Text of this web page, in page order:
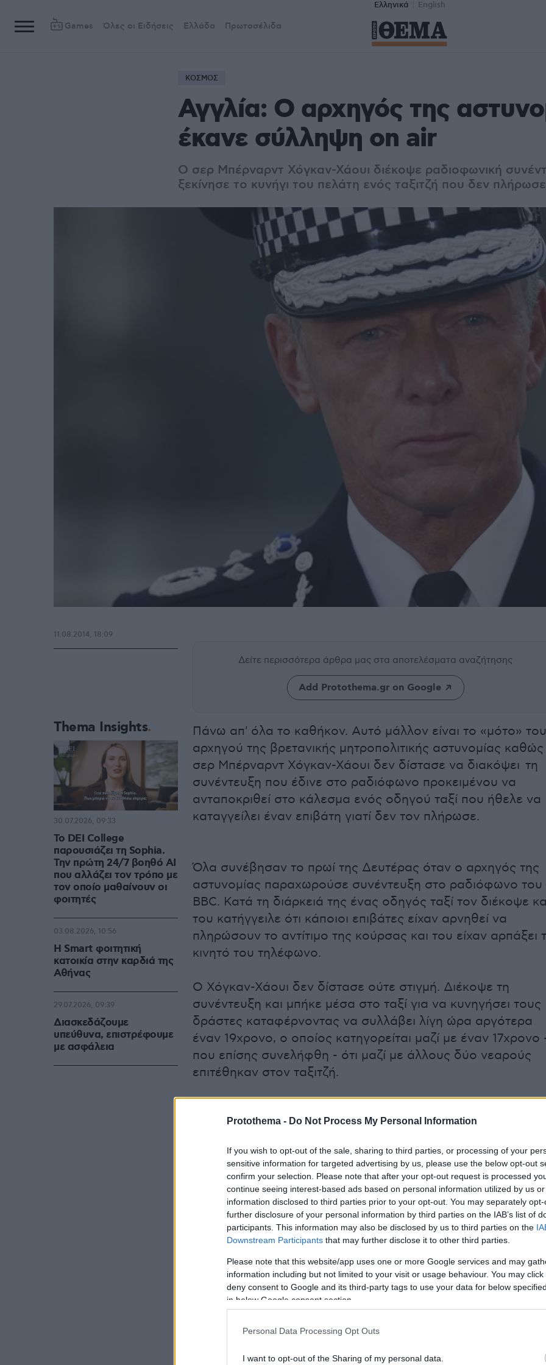
Protothema - Do Not Process My Personal Information
If you wish to opt-out of the sale, sharing to third parties, or processing of your
sensitive information for targeted advertising by us, please use the below opt-out
confirm your selection. Please note that after your opt-out request is processed
continue seeing interest-based ads based on personal information utilized by us
information disclosed to third parties prior to your opt-out. You may separately
further disclosure of your personal information by third parties on the IAB’s list of
participants. This information may also be disclosed by us to third parties on the
Downstream Participants that may further disclose it to other third parties.
Please note that this website/app uses one or more Google services and may
information including but not limited to your visit or usage behaviour. You may
deny consent to Google and its third-party tags to use your data for below
in below Google consent section.
Personal Data Processing Opt Outs
I want to opt-out of the Sharing of my personal data.
Ελληνικά English
Games Όλες οι Ειδήσεις Ελλάδα Πρωτοσέλιδα
ΚΟΣΜΟΣ
Αγγλία: Ο αρχηγός της
έκανε σύλληψη on air
O σερ Μπέρναρντ Χόγκαν-Χάουι διέκοψε ραδιοφωνική
ξεκίνησε το κυνήγι του πελάτη ενός ταξιτζή που δεν
Δείτε περισσότερα άρθρα μας στα αποτελέσματα αναζήτησης
Add Protothema.gr on Google
Πάνω απ' όλα το καθήκον. Αυτό μάλλον είναι το «μότο» του
αρχηγού της βρετανικής μητροπολιτικής αστυνομίας
σερ Μπέρναρντ Χόγκαν-Χάουι δεν δίστασε να διακόψει τη
συνέντευξη που έδινε στο ραδιόφωνο προκειμένου να
ανταποκριθεί στο κάλεσμα ενός οδηγού ταξί που ήθελε να
καταγγείλει έναν επιβάτη γιατί δεν τον πλήρωσε.
Όλα συνέβησαν το πρωί της Δευτέρας όταν ο αρχηγός της
αστυνομίας παραχωρούσε συνέντευξη στο ραδιόφωνο του
BBC. Κατά τη διάρκειά της ένας οδηγός ταξί τον διέκοψε
του κατήγγειλε ότι κάποιοι επιβάτες είχαν αρνηθεί να
πληρώσουν το αντίτιμο της κούρσας και του είχαν αρπάξει
κινητό του τηλέφωνο.
Ο Χόγκαν-Χάουι δεν δίστασε ούτε στιγμή. Διέκοψε τη
συνέντευξη και μπήκε μέσα στο ταξί για να κυνηγήσει τους
δράστες καταφέρνοντας να συλλάβει λίγη ώρα αργότερα
έναν 19χρονο, ο οποίος κατηγορείται μαζί με έναν 17χρονο
που επίσης συνελήφθη - ότι μαζί με άλλους δύο νεαρούς
επιτέθηκαν στον ταξιτζή.
11.08.2014, 18:09
Thema Insights
Το DEI College
παρουσιάζει τη Sophia.
Την πρώτη 24/7 βοηθό AI
που αλλάζει τον τρόπο με
τον οποίο μαθαίνουν οι
φοιτητές
30.07.2026, 09:33
Η Smart φοιτητική
κατοικία στην καρδιά της
Αθήνας
03.08.2026, 10:56
Διασκεδάζουμε
υπεύθυνα, επιστρέφουμε
με ασφάλεια
29.07.2026, 09:39